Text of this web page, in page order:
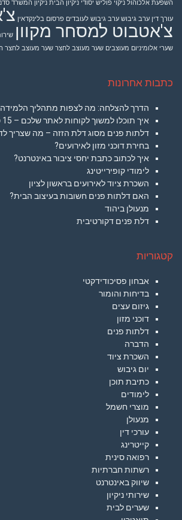
השפעת אלכוהול ניקוי פוליש יסודי ניקיון הבית ניקיון המשרד
עורך דין ערב גיבוש ערב גיבוש לעובדים פרסום בלינקדאין
צ'אטבוט למסחר מקוון
שערי אלומיניום מעוצבים שער מעוצב לחצר שער מעוצב לחצר
כתבות אחרונות
הדרך להצלחה: מה לצפות מתהליך הלמידה
איך תוכלו למשוך לקוחות לאתר שלכם – 15 טיפים מנצחים!
דלתות פנים מסוג דלת הזזה – מה שצריך
בחירת דוכני מזון לאירועים?
איך לכתוב כתבת יחסי ציבור באינטרנט?
לימודי קופירייטינג
השכרת ציוד לאירועים בראשון לציון
האם דלתות פנים חשובות בעיצוב הבית?
מנעולן ביהוד
דלת פנים דקורטיבית
קטגוריות
אבחון פסיכודידקטי
בדיחות והומור
גיזום עצים
דוכני מזון
דלתות פנים
הדברה
השכרת ציוד
יום גיבוש
כתיבת תוכן
לימודים
מוצרי חשמל
מנעולן
עורכי דין
קייטרינג
רפואה סינית
רשתות חברתיות
שיווק באינטרנט
שירותי ניקיון
שערים לבית